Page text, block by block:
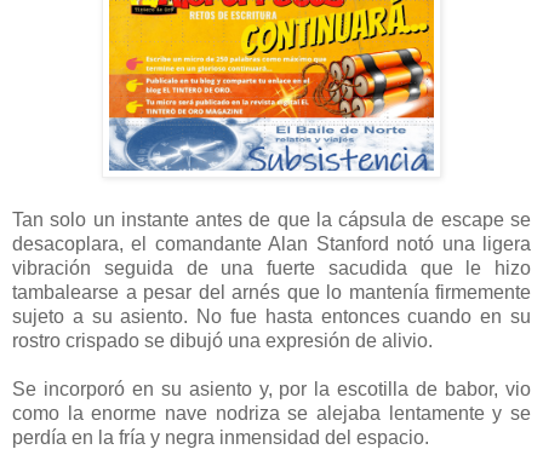
Tan solo un instante antes de que la cápsula de escape se
desacoplara, el comandante Alan Stanford notó una ligera
vibración seguida de una fuerte sacudida que le hizo
tambalearse a pesar del arnés que lo mantenía firmemente
sujeto a su asiento. No fue hasta entonces cuando en su
rostro crispado se dibujó una expresión de alivio.
Se incorporó en su asiento y, por la escotilla de babor, vio
como la enorme nave nodriza se alejaba lentamente y se
perdía en la fría y negra inmensidad del espacio.